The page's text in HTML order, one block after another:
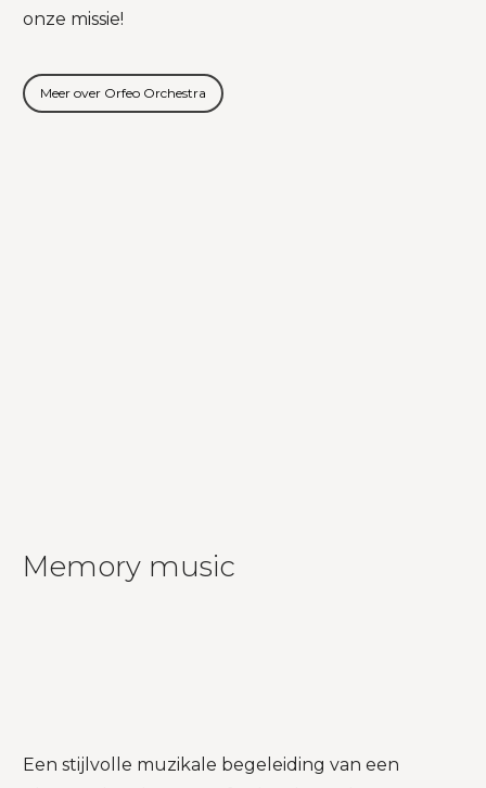
onze missie!
Meer over Orfeo Orchestra
Memory music
Een stijlvolle muzikale begeleiding van een